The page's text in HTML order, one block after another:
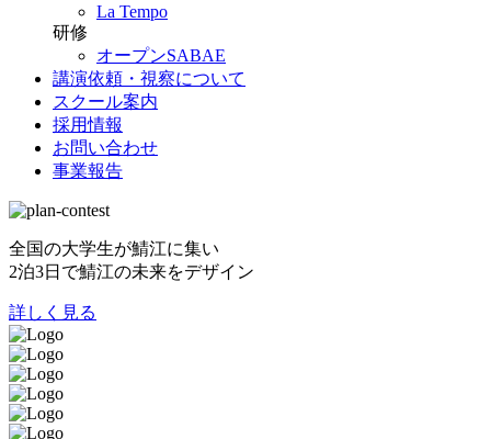
La Tempo
研修
オープンSABAE
講演依頼・視察について
スクール案内
採用情報
お問い合わせ
事業報告
全国の大学生が鯖江に集い
2泊3日で鯖江の未来をデザイン
詳しく見る